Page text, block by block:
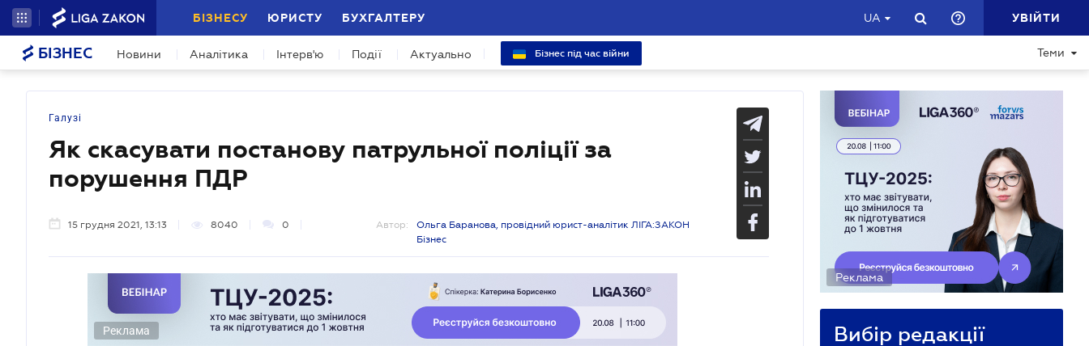
БІЗНЕСУ ЮРИСТУ БУХГАЛТЕРУ UA УВІЙТИ
БІЗНЕС Новини Аналітика Інтерв'ю Події Актуально Бізнес під час війни Теми
Галузі
Як скасувати постанову патрульної поліції за
порушення ПДР
15 грудня 2021, 13:13 8040 0 Автор:
Ольга Баранова, провідний юрист-аналітик ЛІГА:ЗАКОН
Бізнес
Реклама
Реклама
Вибір редакції